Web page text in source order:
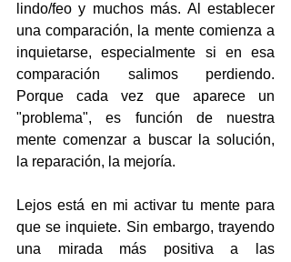
lindo/feo y muchos más. Al establecer
una comparación, la mente comienza a
inquietarse, especialmente si en esa
comparación salimos perdiendo.
Porque cada vez que aparece un
"problema", es función de nuestra
mente comenzar a buscar la solución,
la reparación, la mejoría.
Lejos está en mi activar tu mente para
que se inquiete. Sin embargo, trayendo
una mirada más positiva a las